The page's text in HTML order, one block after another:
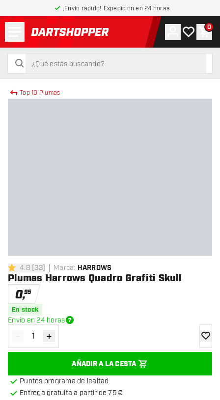
¡Envío rápido! Expedición en 24 horas
volver a la página de inicio
buscar
buscar
Cuenta
Mi lista de
0
Top 10 Plumas
4.8 estrellas de puntuación
4.8 [33] Marca: HARROWS
Plumas Harrows Quadro Grafiti Skull
0,95
En stock
Envío en 24 horas
Disminuir cantidad
- Aumentar cantidad
+
AÑADIR A LA CESTA
Puntos programa de lealtad
Entrega gratuita a partir de 75 €